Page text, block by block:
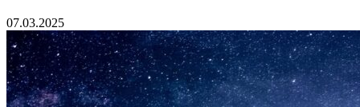
07.03.2025